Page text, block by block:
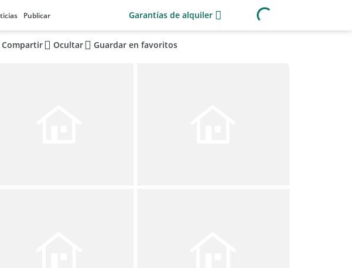
Publicar Garantías de alquiler
Compartir Ocultar Guardar en favoritos